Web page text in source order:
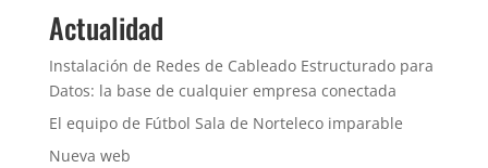
Actualidad
Instalación de Redes de Cableado Estructurado para
Datos: la base de cualquier empresa conectada
El equipo de Fútbol Sala de Norteleco imparable
Nueva web